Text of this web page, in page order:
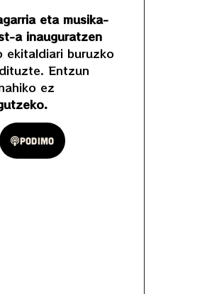
eta musika-
a inauguratzen
ekitaldiari buruzko
Entzun
ez
Podimo